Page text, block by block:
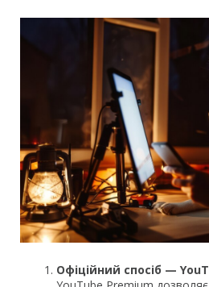
Офіційний спосіб —